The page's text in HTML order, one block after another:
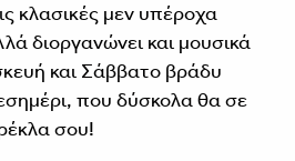
κλασικές μεν υπέροχα
διοργανώνει και μουσικά
και Σάββατο βράδυ
που δύσκολα θα σε
σου!